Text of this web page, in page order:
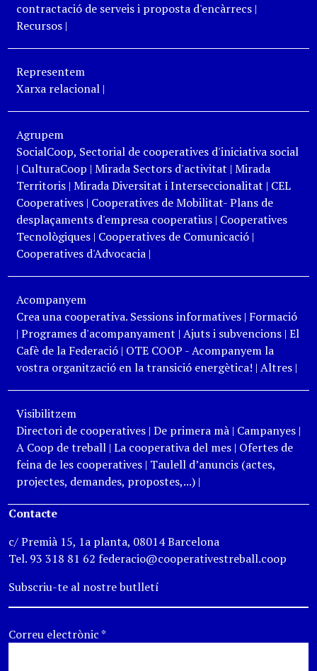
contractació de serveis i proposta d'encàrrecs|
Recursos|
Representem
Xarxa relacional|
Agrupem
SocialCoop, Sectorial de cooperatives d'iniciativa social
| CulturaCoop | Mirada Sectors d'activitat | Mirada
Territoris| Mirada Diversitat i Interseccionalitat | CEL
Cooperatives| Cooperatives de Mobilitat- Plans de
desplaçaments d'empresa cooperatius| Cooperatives
Tecnològiques| Cooperatives de Comunicació|
Cooperatives d'Advocacia|
Acompanyem
Crea una cooperativa. Sessions informatives| Formació
| Programes d'acompanyament | Ajuts i subvencions| El
Cafè de la Federació| OTE COOP - Acompanyem la
vostra organització en la transició energètica! | Altres|
Visibilitzem
Directori de cooperatives| De primera mà| Campanyes|
A Coop de treball| La cooperativa del mes| Ofertes de
feina de les cooperatives| Taulell d’anuncis (actes,
projectes, demandes, propostes,...)|
Contacte
c/ Premià 15, 1a planta, 08014 Barcelona
Tel. 93 318 81 62 federacio@cooperativestreball.coop
Subscriu-te al nostre butlletí
Correu electrònic*